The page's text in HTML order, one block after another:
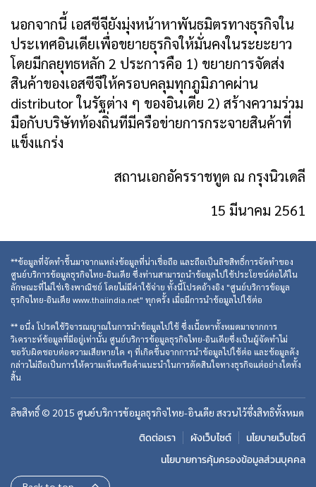
นอกจากนี้ เอสซีจียังมุ่งหน้าหาพันธมิตรทางธุรกิจใน
ประเทศอินเดียเพื่อขยายธุรกิจให้มั่นคงในระยะยาว
โดยมีกลยุทธหลัก 2 ประการคือ 1) ขยายการจัดส่ง
สินค้าของเอสซีจีให้ครอบคลุมทุกภูมิภาคผ่าน
distributor ในรัฐต่าง ๆ ของอินเดีย 2) สร้างความร่วม
มือกับบริษัทท้องถิ่นทีมีครือข่ายการกระจายสินค้าที่
แข็งแกร่ง
สถานเอกอัครราชทูต ณ กรุงนิวเดลี
15 มีนาคม 2561
**ข้อมูลที่จัดทำขึ้นมาจากแหล่งข้อมูลที่น่าเชื่อถือ และถือเป็นลิขสิทธิ์การจัดทำของ
ศูนย์บริการข้อมูลธุรกิจไทย-อินเดีย ซึ่งท่านสามารถนำข้อมูลไปใช้ประโยชน์ต่อได้ใน
ลักษณะที่ไม่ใช่เชิงพาณิชย์ โดยไม่มีค่าใช้จ่าย ทั้งนี้โปรดอ้างอิง "ศูนย์บริการข้อมูล
ธุรกิจไทย-อินเดีย www.thaiindia.net" ทุกครั้ง เมื่อมีการนำข้อมูลไปใช้ต่อ
** อนึ่ง โปรดใช้วิจารณญาณในการนำข้อมูลไปใช้ ซึ่งเนื้อหาทั้งหมดมาจากการ
วิเคราะห์ข้อมูลที่มีอยู่เท่านั้น ศูนย์บริการข้อมูลธุรกิจไทย-อินเดียซึ่งเป็นผู้จัดทำไม่
ขอรับผิดชอบต่อความเสียหายใด ๆ ที่เกิดขึ้นจากการนำข้อมูลไปใช้ต่อ และข้อมูลดัง
กล่าวไม่ถือเป็นการให้ความเห็นหรือคำแนะนำในการตัดสินใจทางธุรกิจแต่อย่างใดทั้ง
สิ้น
ลิขสิทธิ์ © 2015 ศูนย์บริการข้อมูลธุรกิจไทย-อินเดีย สงวนไว้ซึ่งสิทธิทั้งหมด
ติดต่อเรา ผังเว็บไซต์
นโยบายเว็บไซต์
นโยบายการคุ้มครองข้อมูลส่วนบุคคล